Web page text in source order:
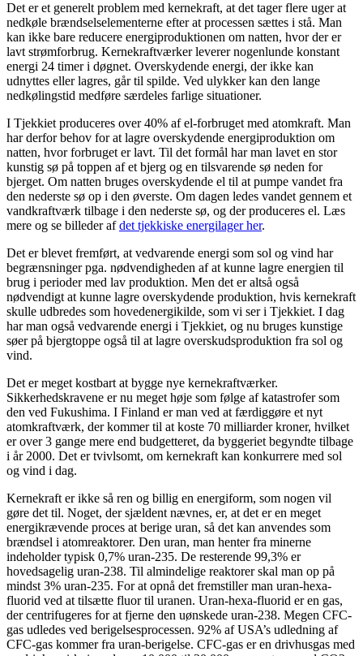
Det er et generelt problem med kernekraft, at det tager flere uger at
nedkøle brændselselementerne efter at processen sættes i stå. Man
kan ikke bare reducere energiproduktionen om natten, hvor der er
lavt strømforbrug. Kernekraftværker leverer nogenlunde konstant
energi 24 timer i døgnet. Overskydende energi, der ikke kan
udnyttes eller lagres, går til spilde. Ved ulykker kan den lange
nedkølingstid medføre særdeles farlige situationer.
I Tjekkiet produceres over 40% af el-forbruget med atomkraft. Man
har derfor behov for at lagre overskydende energiproduktion om
natten, hvor forbruget er lavt. Til det formål har man lavet en stor
kunstig sø på toppen af et bjerg og en tilsvarende sø neden for
bjerget. Om natten bruges overskydende el til at pumpe vandet fra
den nederste sø op i den øverste. Om dagen ledes vandet gennem et
vandkraftværk tilbage i den nederste sø, og der produceres el. Læs
mere og se billeder afdet tjekkiske energilager her.
Det er blevet fremført, at vedvarende energi som sol og vind har
begrænsninger pga. nødvendigheden af at kunne lagre energien til
brug i perioder med lav produktion. Men det er altså også
nødvendigt at kunne lagre overskydende produktion, hvis kernekraft
skulle udbredes som hovedenergikilde, som vi ser i Tjekkiet. I dag
har man også vedvarende energi i Tjekkiet, og nu bruges kunstige
søer på bjergtoppe også til at lagre overskudsproduktion fra sol og
vind.
Det er meget kostbart at bygge nye kernekraftværker.
Sikkerhedskravene er nu meget høje som følge af katastrofer som
den ved Fukushima. I Finland er man ved at færdiggøre et nyt
atomkraftværk, der kommer til at koste 70 milliarder kroner, hvilket
er over 3 gange mere end budgetteret, da byggeriet begyndte tilbage
i år 2000. Det er tvivlsomt, om kernekraft kan konkurrere med sol
og vind i dag.
Kernekraft er ikke så ren og billig en energiform, som nogen vil
gøre det til. Noget, der sjældent nævnes, er, at det er en meget
energikrævende proces at berige uran, så det kan anvendes som
brændsel i atomreaktorer. Den uran, man henter fra minerne
indeholder typisk 0,7% uran-235. De resterende 99,3% er
hovedsagelig uran-238. Til almindelige reaktorer skal man op på
mindst 3% uran-235. For at opnå det fremstiller man uran-hexa-
fluorid ved at tilsætte fluor til uranen. Uran-hexa-fluorid er en gas,
der centrifugeres for at fjerne den uønskede uran-238. Megen CFC-
gas udledes ved berigelsesprocessen. 92% af USA’s udledning af
CFC-gas kommer fra uran-berigelse. CFC-gas er en drivhusgas med